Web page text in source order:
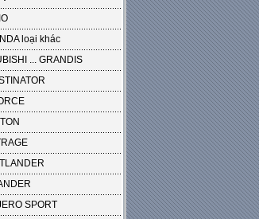
loại khác
... GRANDIS
SPORT